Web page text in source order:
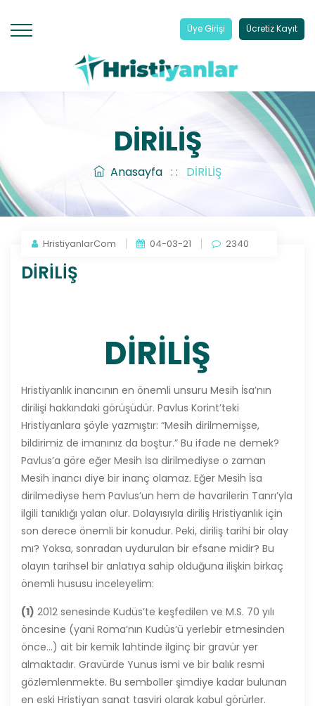
Üye Girişi Ücretiz Kayıt
DİRİLİŞ
Anasayfa : : DİRİLİŞ
HristiyanlarCom 04-03-21 2340
DİRİLİŞ
DİRİLİŞ
Hristiyanlık inancının en önemli unsuru Mesih İsa’nın
dirilişi hakkındaki görüşüdür. Pavlus Korint’teki
Hristiyanlara şöyle yazmıştır: “Mesih dirilmemişse,
bildirimiz de imanınız da boştur.” Bu ifade ne demek?
Pavlus’a göre eğer Mesih İsa dirilmediyse o zaman
Mesih inancı diye bir inanç olamaz. Eğer Mesih İsa
dirilmediyse hem Pavlus’un hem de havarilerin Tanrı’yla
ilgili tanıklığı yalan olur. Dolayısıyla diriliş Hristiyanlık için
son derece önemli bir konudur. Peki, diriliş tarihi bir olay
mı? Yoksa, sonradan uydurulan bir efsane midir? Bu
olayın tarihsel bir anlatıya sahip olduğuna ilişkin birkaç
önemli hususu inceleyelim:
(1) 2012 senesinde Kudüs’te keşfedilen ve M.S. 70 yılı
öncesine (yani Roma’nın Kudüs’ü yerlebir etmesinden
önce…) ait bir kemik lahtinde ilginç bir gravür yer
almaktadır. Gravürde Yunus ismi ve bir balık resmi
gözlemlenmekte. Bu semboller şimdiye kadar bulunan
en eski Hristiyan sanat tasviri olarak kabul görürler.